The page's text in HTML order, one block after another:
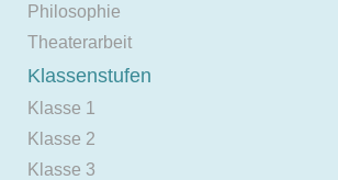
Philosophie
Theaterarbeit
Klassenstufen
Klasse 1
Klasse 2
Klasse 3